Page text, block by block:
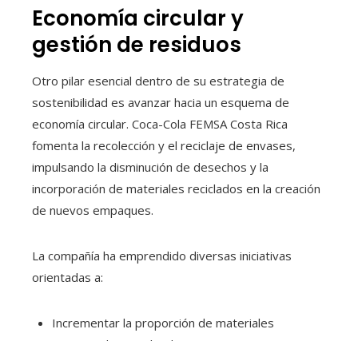
Economía circular y
gestión de residuos
Otro pilar esencial dentro de su estrategia de
sostenibilidad es avanzar hacia un esquema de
economía circular. Coca-Cola FEMSA Costa Rica
fomenta la recolección y el reciclaje de envases,
impulsando la disminución de desechos y la
incorporación de materiales reciclados en la creación
de nuevos empaques.
La compañía ha emprendido diversas iniciativas
orientadas a:
Incrementar la proporción de materiales